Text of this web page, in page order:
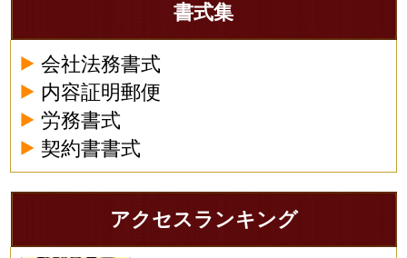
書式集
会社法務書式
内容証明郵便
労務書式
契約書書式
アクセスランキング